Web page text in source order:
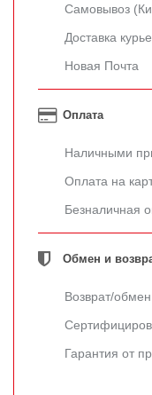
Самовывоз
Доставка
Новая Почта
Оплата
Наличными
Оплата на
Безналичная
Обмен и
Возврат/
Гарантия от